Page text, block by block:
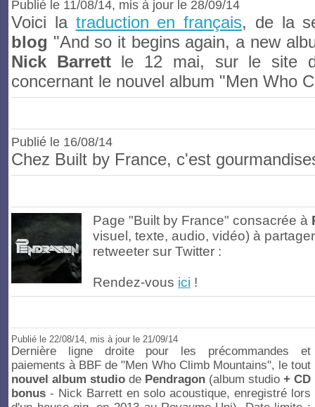
Publié le 11/08/14, mis à jour le 28/09/14
Voici la traduction en français, de la
blog "And so it begins again, a new
Nick Barrettle 12 mai, sur le site
concernant le nouvel album "Men Who
Publié le 16/08/14
Chez Built by France, c'est
Page "Built by France" consacrée à
visuel, texte, audio, vidéo) à
retweeter sur Twitter :
Rendez-vous ici !
Publié le 22/08/14, mis à jour le 21/09/14
Dernière ligne droite pour les précommandes et
paiements à BBF de "Men Who Climb Mountains", le tout
nouvel album studio de Pendragon (album studio + CD
bonus - Nick Barrett en solo acoustique, enregistré lors